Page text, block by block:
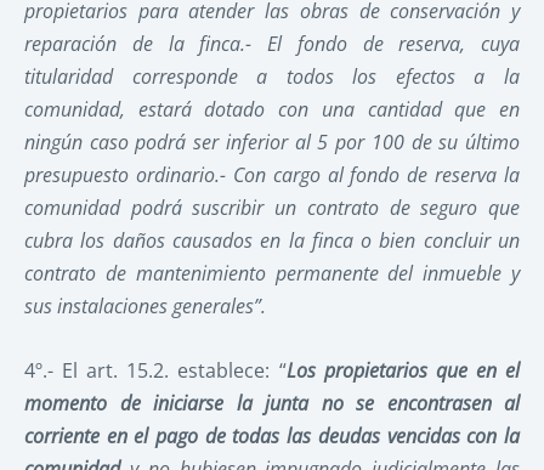
propietarios para atender las obras de conservación y
reparación de la finca.- El fondo de reserva, cuya
titularidad corresponde a todos los efectos a la
comunidad, estará dotado con una cantidad que en
ningún caso podrá ser inferior al 5 por 100 de su último
presupuesto ordinario.- Con cargo al fondo de reserva la
comunidad podrá suscribir un contrato de seguro que
cubra los daños causados en la finca o bien concluir un
contrato de mantenimiento permanente del inmueble y
sus instalaciones generales”.
4º.- El art. 15.2. establece: “Los propietarios que en el
momento de iniciarse la junta no se encontrasen al
corriente en el pago de todas las deudas vencidas con la